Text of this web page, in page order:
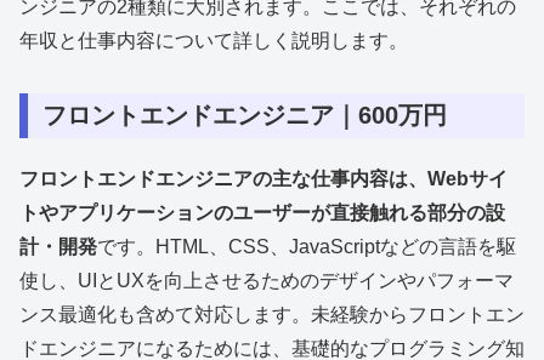
ンジニアの2種類に大別されます。ここでは、それぞれの
年収と仕事内容について詳しく説明します。
フロントエンドエンジニア｜600万円
フロントエンドエンジニアの主な仕事内容は、Webサイ
トやアプリケーションのユーザーが直接触れる部分の設
計・開発です。HTML、CSS、JavaScriptなどの言語を駆
使し、UIとUXを向上させるためのデザインやパフォーマ
ンス最適化も含めて対応します。未経験からフロントエン
ドエンジニアになるためには、基礎的なプログラミング知